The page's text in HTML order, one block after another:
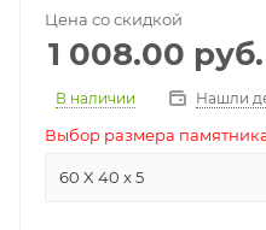
Цена со скидкой
1 008.00 руб.
В наличии Нашли
Выбор размера
60 X 40 x 5